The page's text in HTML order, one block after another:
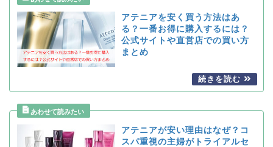
アテニアを安く買う方法はあ
る？一番お得に購入するには？
公式サイトや直営店での買い方
まとめ
アテニアが安い理由はなぜ？コ
スパ重視の主婦がトライアルセ